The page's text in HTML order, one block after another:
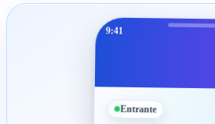
9:41
Entrante